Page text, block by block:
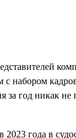
год никак